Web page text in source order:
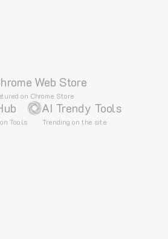
Web Store
on Chrome Store
Tools
AI Trendy Tools
Trending on the site